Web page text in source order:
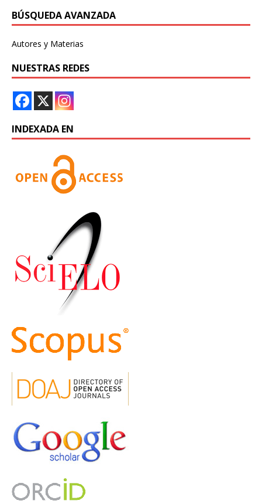
BÚSQUEDA AVANZADA
Autores y Materias
NUESTRAS REDES
INDEXADA EN